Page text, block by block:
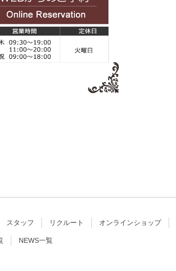
スタッフ リクルート オンラインショップ
NEWS一覧